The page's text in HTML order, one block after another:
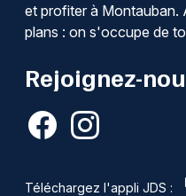
et profiter à Montauban.
plans : on s'occupe de
Rejoignez-
Téléchargez l'appli JDS :